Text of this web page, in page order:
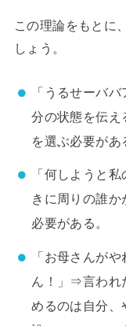
この理論をもとに
しょう。
「うるせーバ
分の状態を伝え
を選ぶ必要があ
「何しようと
きに周りの誰か
必要がある。
「お母さんが
ん！」⇒言われ
めるのは自分、